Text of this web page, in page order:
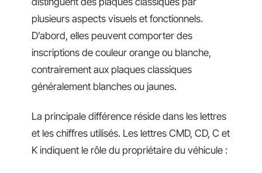
plusieurs aspects visuels et fonctionnels.
D’abord, elles peuvent comporter des
inscriptions de couleur orange ou blanche,
contrairement aux plaques classiques
généralement blanches ou jaunes.
La principale différence réside dans les lettres
et les chiffres utilisés. Les lettres CMD, CD, C et
K indiquent le rôle du propriétaire du véhicule :